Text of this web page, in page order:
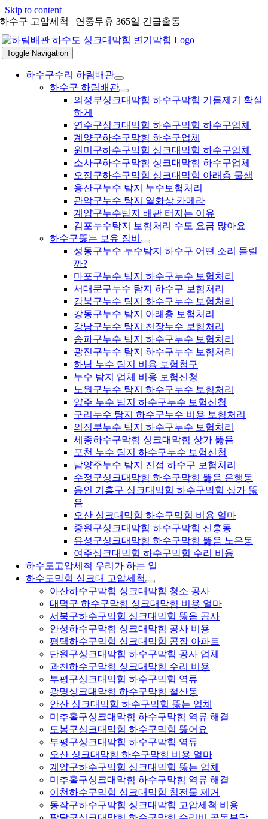
Skip to content
하수구 고압세척 | 연중무휴 365일 긴급출동
Toggle Navigation
하수구수리 하림배관
하수구 하림배관
의정부싱크대막힘 하수구막힘 기름제거 확실
하게
연수구싱크대막힘 하수구막힘 하수구업체
계양구하수구막힘 하수구업체
원미구하수구막힘 싱크대막힘 하수구업체
소사구하수구막힘 싱크대막힘 하수구업체
오정구하수구막힘 싱크대막힘 아래층 물샘
용산구누수 탐지 누수보험처리
관악구누수 탐지 열화상 카메라
계양구누수탐지 배관 터지는 이유
김포누수탐지 보험처리 수도 요금 많아요
하수구뚫는 보유 장비
성동구누수 누수탐지 하수구 어떤 소리 들릴
까?
마포구누수 탐지 하수구누수 보험처리
서대문구누수 탐지 하수구 보험처리
강북구누수 탐지 하수구누수 보험처리
강동구누수 탐지 아래층 보험처리
강남구누수 탐지 천장누수 보험처리
송파구누수 탐지 하수구누수 보험처리
광진구누수 탐지 하수구누수 보험처리
하남 누수 탐지 비용 보험청구
누수 탐지 업체 비용 보험신청
노원구누수 탐지 하수구누수 보험처리
양주 누수 탐지 하수구누수 보험신청
구리누수 탐지 하수구누수 비용 보험처리
의정부누수 탐지 하수구누수 보험처리
세종하수구막힘 싱크대막힘 상가 뚫음
포천 누수 탐지 하수구누수 보험신청
남양주누수 탐지 진접 하수구 보험처리
수정구싱크대막힘 하수구막힘 뚫음 은행동
용인 기흥구 싱크대막힘 하수구막힘 상가 뚫
음
오산 싱크대막힘 하수구막힘 비용 얼마
중원구싱크대막힘 하수구막힘 신흥동
유성구싱크대막힘 하수구막힘 뚫음 노은동
여주싱크대막힘 하수구막힘 수리 비용
하수도고압세척 우리가 하는 일
하수도막힘 싱크대 고압세척
아산하수구막힘 싱크대막힘 청소 공사
대덕구 하수구막힘 싱크대막힘 비용 얼마
서북구하수구막힘 싱크대막힘 뚫음 공사
안성하수구막힘 싱크대막힘 공사 비용
평택하수구막힘 싱크대막힘 공장 아파트
단원구싱크대막힘 하수구막힘 공사 업체
과천하수구막힘 싱크대막힘 수리 비용
부평구싱크대막힘 하수구막힘 역류
광명싱크대막힘 하수구막힘 철산동
안산 싱크대막힘 하수구막힘 뚫는 업체
미추홀구싱크대막힘 하수구막힘 역류 해결
도봉구싱크대막힘 하수구막힘 뚫어요
부평구싱크대막힘 하수구막힘 역류
오산 싱크대막힘 하수구막힘 비용 얼마
계양구하수구막힘 싱크대막힘 뚫는 업체
미추홀구싱크대막힘 하수구막힘 역류 해결
이천하수구막힘 싱크대막힘 침전물 제거
동작구하수구막힘 싱크대막힘 고압세척 비용